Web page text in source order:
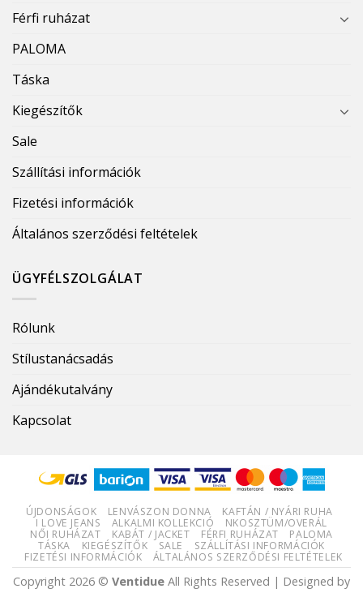
Férfi ruházat
PALOMA
Táska
Kiegészítők
Sale
Szállítási információk
Fizetési információk
Általános szerződési feltételek
ÜGYFÉLSZOLGÁLAT
Rólunk
Stílustanácsadás
Ajándékutalvány
Kapcsolat
ÚJDONSÁGOK LENVÁSZON DONNA
KAFTÁN / NYÁRI RUHA
I LOVE JEANS
ALKALMI KOLLEKCIÓ
NKOSZTÜM/OVERÁL
NŐI RUHÁZAT
KABÁT / JACKET FÉRFI RUHÁZAT
PALOMA
TÁSKA
KIEGÉSZÍTŐK SALE
SZÁLLÍTÁSI INFORMÁCIÓK
FIZETÉSI INFORMÁCIÓK
ÁLTALÁNOS SZERZŐDÉSI FELTÉTELEK
Copyright 2026 © Ventidue All Rights Reserved | Designed by